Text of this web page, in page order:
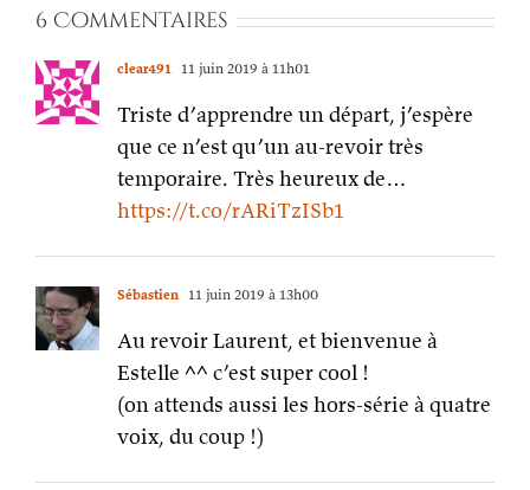
6 Commentaires
clear491 11 juin 2019 à 11h01
Triste d’apprendre un départ, j’espère
que ce n’est qu’un au-revoir très
temporaire. Très heureux de…
https://t.co/rARiTzISb1
Sébastien 11 juin 2019 à 13h00
Au revoir Laurent, et bienvenue à
Estelle ^^ c’est super cool !
(on attends aussi les hors-série à quatre
voix, du coup !)